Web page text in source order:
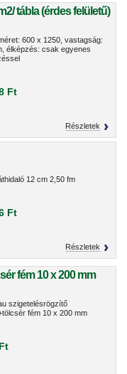
tábla (érdes felületű)
600 x 1250, vastagság:
élképzés: csak egyenes
Ft
Részletek
12 cm 2,50 fm
Ft
Részletek
fém 10 x 200 mm
szigetelésrögzítő
fém 10 x 200 mm